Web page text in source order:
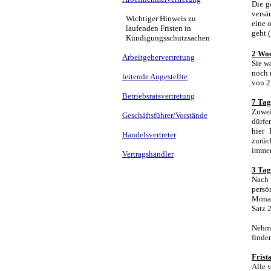
Wichtiger Hinweis zu
laufenden Fristen in
Kündigungsschutzsachen
Arbeitgebervertretung
leitende Angestellte
Betriebsratsvertretung
Geschäftsführer/Vorstände
Handelsvertreter
Vertragshändler
Die
eine
geht
2
Sie
noch
von
7
hier
3
Satz
Alle